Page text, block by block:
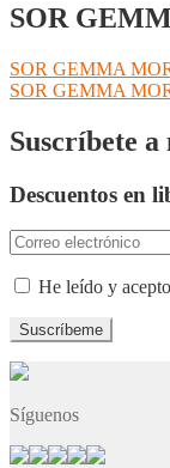
SOR
Navegación
de
entradas
Anterior:
SOR GEMMA
Siguiente:
SOR GEMMA
Suscríbete
Descuentos en
He leído y
Síguenos